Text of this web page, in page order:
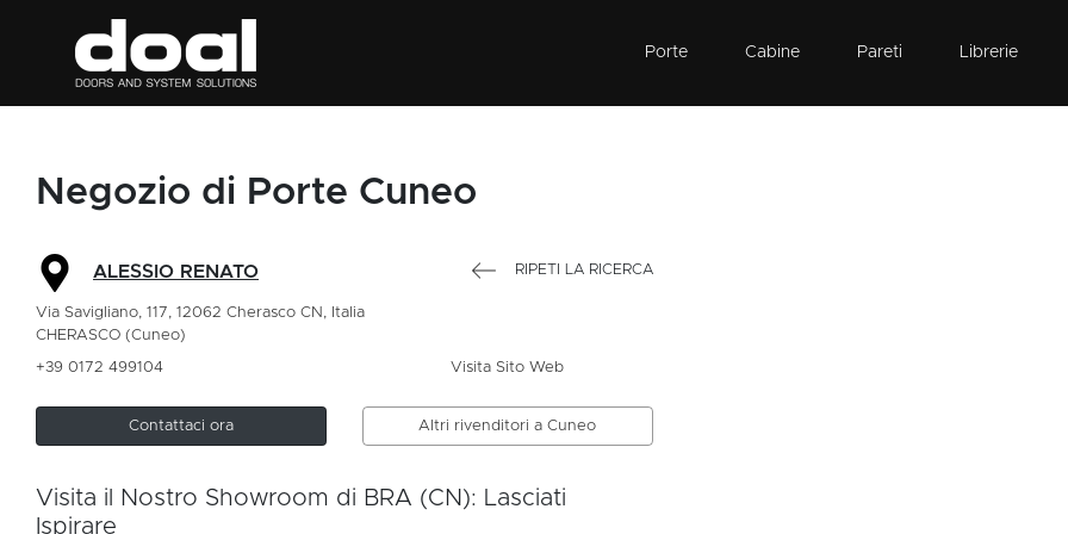
Porte Cabine Pareti Librerie
Negozio di Porte Cuneo
ALESSIO RENATO RIPETI LA RICERCA
Via Savigliano, 117, 12062 Cherasco CN, Italia
CHERASCO (Cuneo)
+39 0172 499104 Visita Sito Web
Contattaci ora Altri rivenditori a Cuneo
Visita il Nostro Showroom di BRA (CN): Lasciati
Ispirare